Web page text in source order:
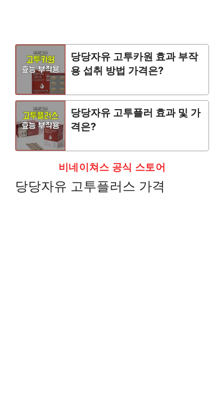
당당자유 고투카원 효과 부작
용 섭취 방법 가격은?
당당자유 고투플러 효과 및 가
격은?
비네이쳐스 공식 스토어
당당자유 고투플러스 가격